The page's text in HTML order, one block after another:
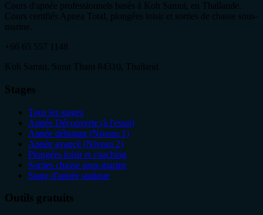
Cours d'apnée professionnels basés à Koh Samui, en Thaïlande.
Cours certifiés Apnea Total, plongées loisir et sorties de chasse sous-
marine.
+66 65 557 1148
Koh Samui, Surat Thani 84310, Thailand
Stages
Tous les stages
Apnée Découverte (à l'essai)
Apnée débutant (Niveau 1)
Apnée avancé (Niveau 2)
Plongées loisir et coaching
Sorties chasse sous-marine
Stage d'apnée statique
Outils gratuits